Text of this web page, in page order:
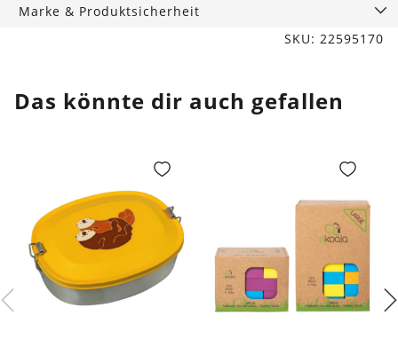
Marke & Produktsicherheit
SKU: 22595170
Das könnte dir auch gefallen